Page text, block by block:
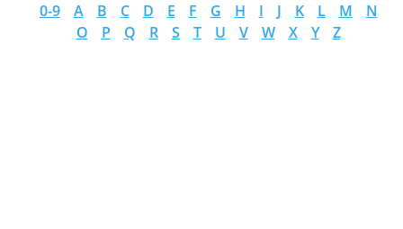
0-9 A B C D E F G H I J K L M
N
O
P Q R S T U V W X Y Z